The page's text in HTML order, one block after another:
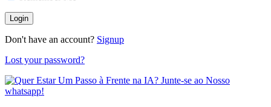
Don't have an account? Signup
Lost your password?